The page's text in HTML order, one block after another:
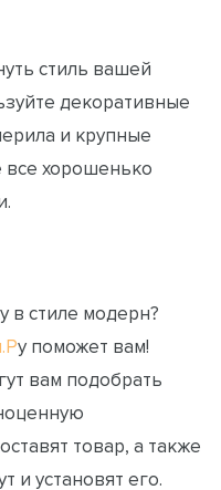
стиль вашей
декоративные
и крупные
все хорошенько
в стиле модерн?
у поможет вам!
вам подобрать
товар, а также
и установят его.